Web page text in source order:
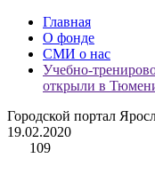
Главная
О фонде
СМИ о нас
Учебно-
открыли в
Городской портал
19.02.2020
109